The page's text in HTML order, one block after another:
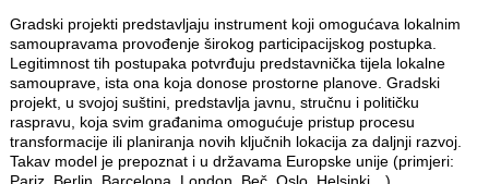
Gradski projekti predstavljaju instrument koji omogućava lokalnim
samoupravama provođenje širokog participacijskog postupka.
Legitimnost tih postupaka potvrđuju predstavnička tijela lokalne
samouprave, ista ona koja donose prostorne planove. Gradski
projekt, u svojoj suštini, predstavlja javnu, stručnu i političku
raspravu, koja svim građanima omogućuje pristup procesu
transformacije ili planiranja novih ključnih lokacija za daljnji razvoj.
Takav model je prepoznat i u državama Europske unije (primjeri: